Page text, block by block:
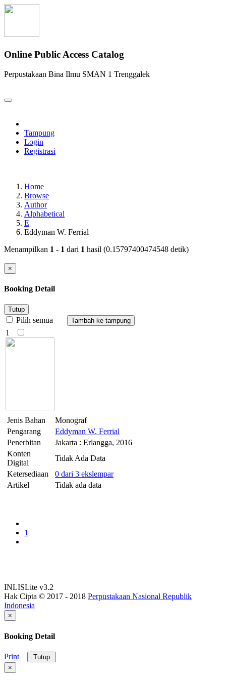
Online Public Access Catalog
Perpustakaan Bina Ilmu SMAN 1 Trenggalek
Tampung
Login
Registrasi
Home
Browse
Author
Alphabetical
E
Eddyman W. Ferrial
Menampilkan 1 - 1 dari 1 hasil (0.15797400474548 detik)
×
Booking Detail
Tutup
Pilih semua
1
Jenis Bahan
Monograf
Pengarang
Eddyman W. Ferrial
Penerbitan
Jakarta : Erlangga, 2016
Konten
Digital
Tidak Ada Data
Ketersediaan
0 dari 3 ekslempar
Artikel
Tidak ada data
1
INLISLite v3.2
Hak Cipta © 2017 - 2018 Perpustakaan Nasional Republik
Indonesia
×
Booking Detail
Print
Tutup
×